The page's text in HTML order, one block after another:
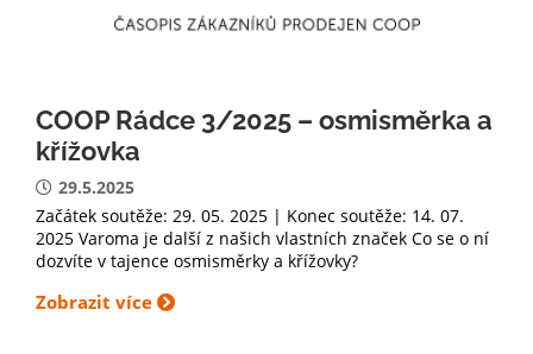
COOP Rádce 3/2025 – osmisměrka a
křížovka
29.5.2025
Začátek soutěže: 29. 05. 2025 | Konec soutěže: 14. 07.
2025 Varoma je další z našich vlastních značek Co se o ní
dozvíte v tajence osmisměrky a křížovky?
Zobrazit více